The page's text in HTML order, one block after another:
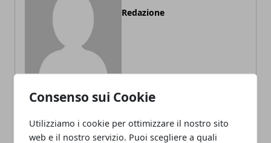
Consenso sui Cookie
Utilizziamo i cookie per ottimizzare il nostro sito
web e il nostro servizio. Puoi scegliere a quali
Redazione
ARTICOLI CORRELATI